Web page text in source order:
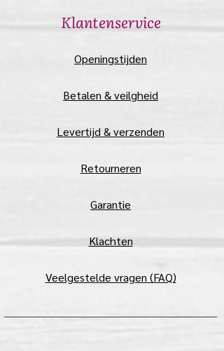
​Klantenservice
​Openingstijden
Betalen & veilgheid
Levertijd & verzenden
Retourneren
Garantie
Klachten
Veelgestelde vragen (FAQ)